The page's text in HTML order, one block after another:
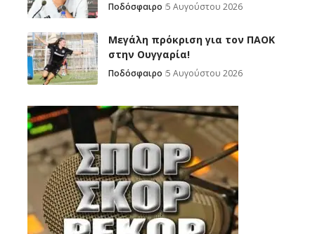
Ποδόσφαιρο 5 Αυγούστου 2026
Μεγάλη πρόκριση για τον ΠΑΟΚ
στην Ουγγαρία!
Ποδόσφαιρο 5 Αυγούστου 2026